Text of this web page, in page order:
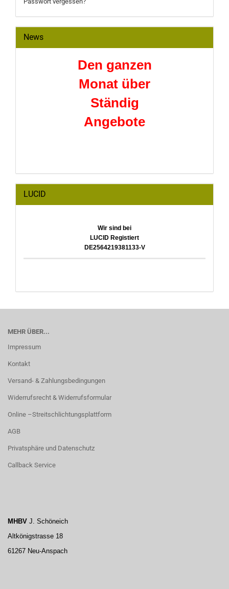
News
Den ganzen
Monat über
Ständig
Angebote
LUCID
Wir sind bei
LUCID Registiert
DE2564219381133-V
MEHR ÜBER...
Impressum
Kontakt
Versand- & Zahlungsbedingungen
Widerrufsrecht & Widerrufsformular
Online –Streitschlichtungsplattform
AGB
Privatsphäre und Datenschutz
Callback Service
MHBV J. Schöneich
Altkönigstrasse 18
61267 Neu-Anspach